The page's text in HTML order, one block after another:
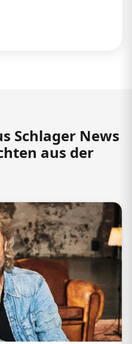
Schlager News
aus der